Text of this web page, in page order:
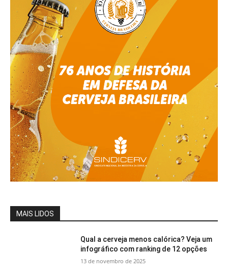
MAIS LIDOS
Qual a cerveja menos calórica? Veja um
infográfico com ranking de 12 opções
13 de novembro de 2025